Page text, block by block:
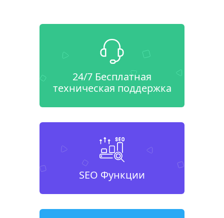
24/7 Бесплатная
техническая поддержка
SEO Функции